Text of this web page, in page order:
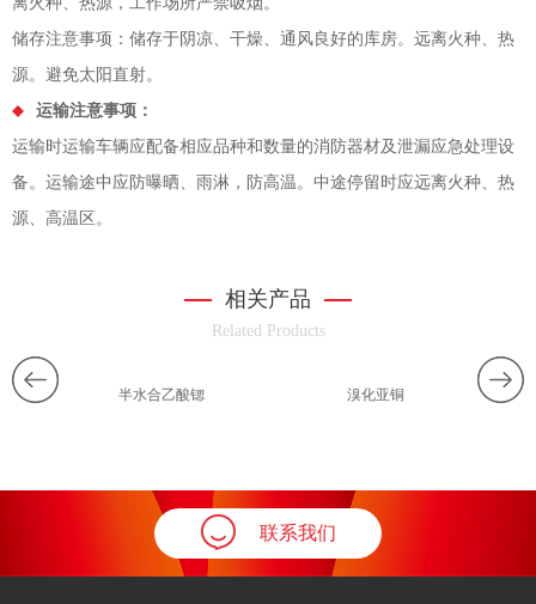
储存注意事项：储存于阴凉、干燥、通风良好的库房。远离火种、热
源。避免太阳直射。
运输注意事项：
运输时运输车辆应配备相应品种和数量的消防器材及泄漏应急处理设
备。运输途中应防曝晒、雨淋，防高温。中途停留时应远离火种、热
源、高温区。
相关产品
Related Products
半水合乙酸锶 溴化亚铜
联系我们